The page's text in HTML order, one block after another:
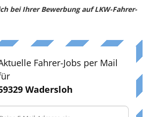
bei Ihrer Bewerbung auf LKW-Fahrer-
Fahrer-Jobs per Mail
Wadersloh